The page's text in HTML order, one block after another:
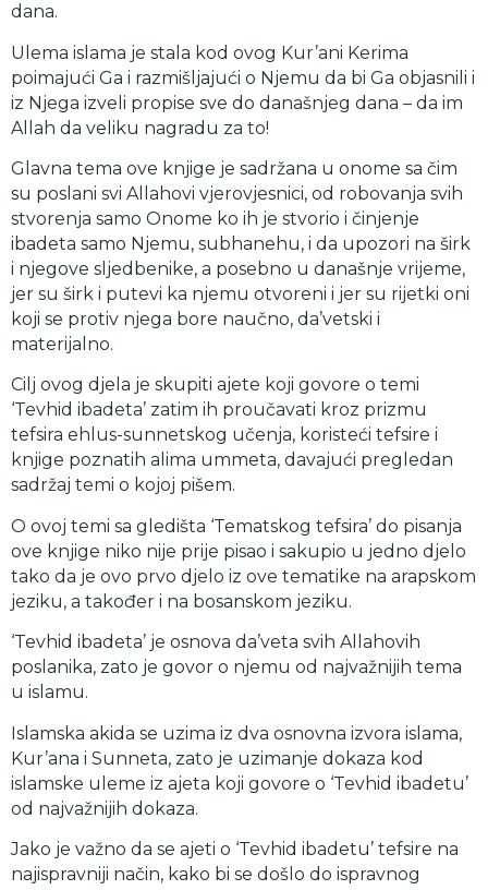
dana.
Ulema islama je stala kod ovog Kur’ani Kerima
poimajući Ga i razmišljajući o Njemu da bi Ga objasnili i
iz Njega izveli propise sve do današnjeg dana – da im
Allah da veliku nagradu za to!
Glavna tema ove knjige je sadržana u onome sa čim
su poslani svi Allahovi vjerovjesnici, od robovanja svih
stvorenja samo Onome ko ih je stvorio i činjenje
ibadeta samo Njemu, subhanehu, i da upozori na širk
i njegove sljedbenike, a posebno u današnje vrijeme,
jer su širk i putevi ka njemu otvoreni i jer su rijetki oni
koji se protiv njega bore naučno, da’vetski i
materijalno.
Cilj ovog djela je skupiti ajete koji govore o temi
‘Tevhid ibadeta’ zatim ih proučavati kroz prizmu
tefsira ehlus-sunnetskog učenja, koristeći tefsire i
knjige poznatih alima ummeta, davajući pregledan
sadržaj temi o kojoj pišem.
O ovoj temi sa gledišta ‘Tematskog tefsira’ do pisanja
ove knjige niko nije prije pisao i sakupio u jedno djelo
tako da je ovo prvo djelo iz ove tematike na arapskom
jeziku, a također i na bosanskom jeziku.
‘Tevhid ibadeta’ je osnova da’veta svih Allahovih
poslanika, zato je govor o njemu od najvažnijih tema
u islamu.
Islamska akida se uzima iz dva osnovna izvora islama,
Kur’ana i Sunneta, zato je uzimanje dokaza kod
islamske uleme iz ajeta koji govore o ‘Tevhid ibadetu’
od najvažnijih dokaza.
Jako je važno da se ajeti o ‘Tevhid ibadetu’ tefsire na
najispravniji način, kako bi se došlo do ispravnog